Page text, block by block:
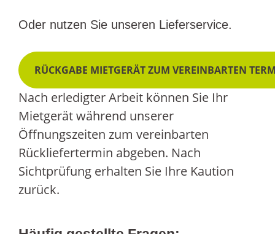
Oder nutzen Sie unseren Lieferservice.
RÜCKGABE MIETGERÄT ZUM VEREINBARTEN
Nach erledigter Arbeit können Sie Ihr
Mietgerät während unserer
Öffnungszeiten zum vereinbarten
Rückliefertermin abgeben. Nach
Sichtprüfung erhalten Sie Ihre Kaution
zurück.